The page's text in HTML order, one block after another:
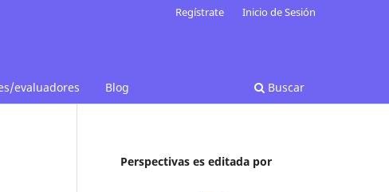
evaluadores Blog Buscar
Regístrate Inicio de Sesión
Perspectivas es editada por